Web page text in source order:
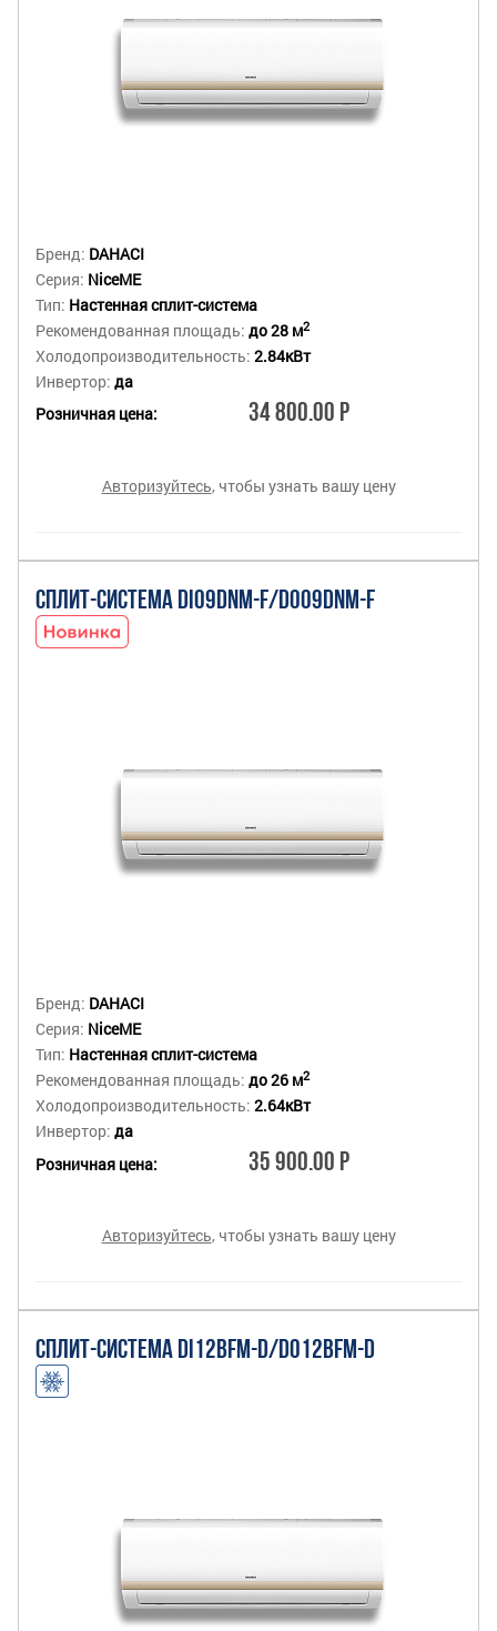
Бренд: DAHACI
Серия: NiceME
Тип: Настенная сплит-система
Рекомендованная площадь: до 28 м2
Холодопроизводительность: 2.84кВт
Инвертор: да
Розничная цена:
34 800.00 Р
Авторизуйтесь, чтобы узнать вашу цену
СПЛИТ-СИСТЕМА DI09DNM-F/DO09DNM-F
Бренд: DAHACI
Серия: NiceME
Тип: Настенная сплит-система
Рекомендованная площадь: до 26 м2
Холодопроизводительность: 2.64кВт
Инвертор: да
Розничная цена:
35 900.00 Р
Авторизуйтесь, чтобы узнать вашу цену
СПЛИТ-СИСТЕМА DI12BFM-D/DO12BFM-D